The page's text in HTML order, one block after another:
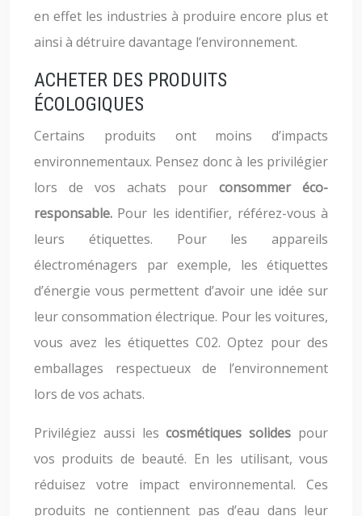
en effet les industries à produire encore plus et
ainsi à détruire davantage l’environnement.
ACHETER DES PRODUITS
ÉCOLOGIQUES
Certains produits ont moins d’impacts
environnementaux. Pensez donc à les privilégier
lors de vos achats pour consommer éco-
responsable. Pour les identifier, référez-vous à
leurs étiquettes. Pour les appareils
électroménagers par exemple, les étiquettes
d’énergie vous permettent d’avoir une idée sur
leur consommation électrique. Pour les voitures,
vous avez les étiquettes C02. Optez pour des
emballages respectueux de l’environnement
lors de vos achats.
Privilégiez aussi lescosmétiques solides pour
vos produits de beauté. En les utilisant, vous
réduisez votre impact environnemental. Ces
produits ne contiennent pas d’eau dans leur